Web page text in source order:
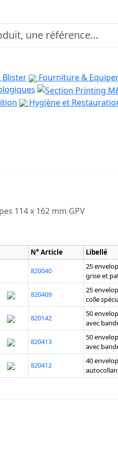
Blister Fourniture &
Hygiène et
114 x 162 mm GPV
N° Article Libellé
820040
25
grise et
820409
25
colle
820142
50
avec
820413
50
avec
820412
40